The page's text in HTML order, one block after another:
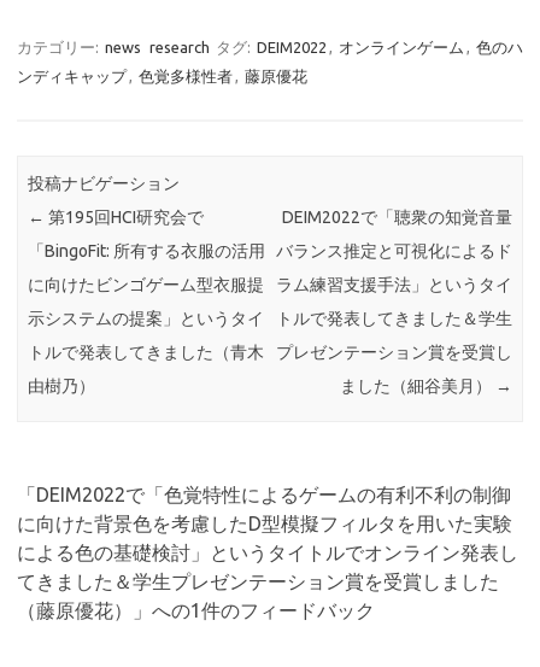
カテゴリー: news research タグ: DEIM2022 オンラインゲーム
色のハ
ンディキャップ
色覚多様性者 藤原優花
投稿ナビゲーション
← 第195回HCI研究会で
「BingoFit: 所有する衣服の活用
に向けたビンゴゲーム型衣服提
示システムの提案」というタイ
トルで発表してきました（青木
由樹乃）
DEIM2022で「聴衆の知覚音量
バランス推定と可視化によるド
ラム練習支援手法」というタイ
トルで発表してきました＆学生
プレゼンテーション賞を受賞し
ました（細谷美月）
→
「DEIM2022で「色覚特性によるゲームの有利不利の制御
に向けた背景色を考慮したD型模擬フィルタを用いた実験
による色の基礎検討」というタイトルでオンライン発表し
てきました＆学生プレゼンテーション賞を受賞しました
（藤原優花）
」への1件のフィードバック